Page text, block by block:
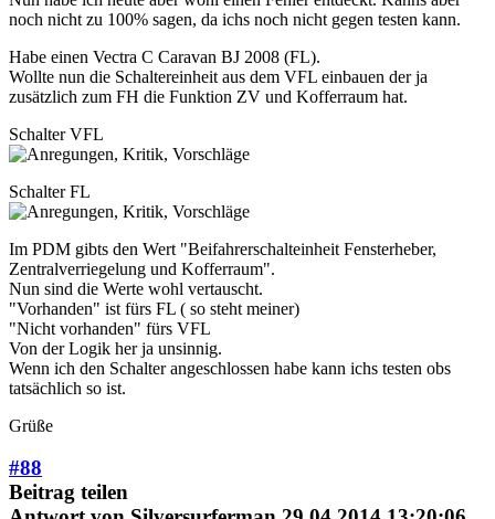
noch nicht zu 100% sagen, da ichs noch nicht gegen testen kann.
Habe einen Vectra C Caravan BJ 2008 (FL).
Wollte nun die Schaltereinheit aus dem VFL einbauen der ja
zusätzlich zum FH die Funktion ZV und Kofferraum hat.
Schalter VFL
Schalter FL
Im PDM gibts den Wert "Beifahrerschalteinheit Fensterheber,
Zentralverriegelung und Kofferraum".
Nun sind die Werte wohl vertauscht.
"Vorhanden" ist fürs FL ( so steht meiner)
"Nicht vorhanden" fürs VFL
Von der Logik her ja unsinnig.
Wenn ich den Schalter angeschlossen habe kann ichs testen obs
tatsächlich so ist.
Grüße
#88
Beitrag teilen